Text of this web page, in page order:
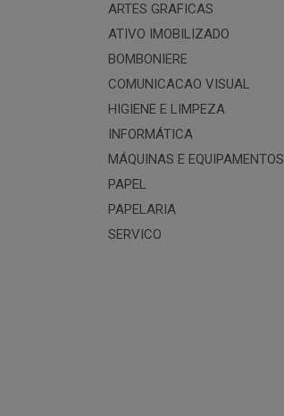
ARTES GRAFICAS
ATIVO IMOBILIZADO
BOMBONIERE
COMUNICACAO VISUAL
HIGIENE E LIMPEZA
INFORMÁTICA
MÁQUINAS E EQUIPAMENTOS
PAPEL
PAPELARIA
SERVICO